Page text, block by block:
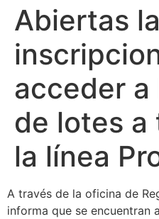
Abiertas
acceder a
de lotes a
la línea
A través de la oficina de
informa que se encuentran